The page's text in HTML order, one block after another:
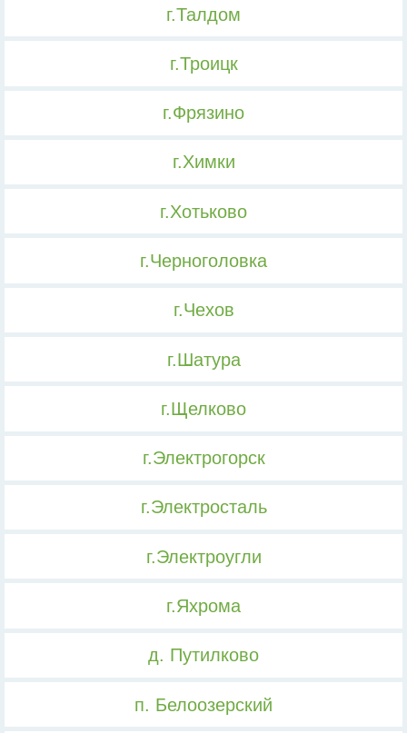
г.Талдом
г.Троицк
г.Фрязино
г.Химки
г.Хотьково
г.Черноголовка
г.Чехов
г.Шатура
г.Щелково
г.Электрогорск
г.Электросталь
г.Электроугли
г.Яхрома
д. Путилково
п. Белоозерский